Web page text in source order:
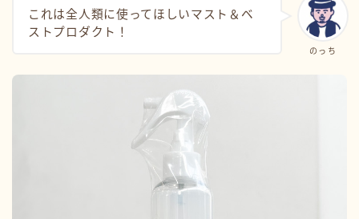
のっち
これは全人類に使ってほしいマスト＆ベ
ストプロダクト！